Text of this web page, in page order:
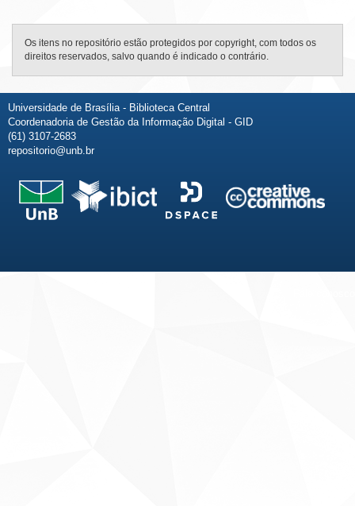
Os itens no repositório estão protegidos por copyright, com todos os
direitos reservados, salvo quando é indicado o contrário.
Universidade de Brasília - Biblioteca Central
Coordenadoria de Gestão da Informação Digital - GID
(61) 3107-2683
repositorio@unb.br